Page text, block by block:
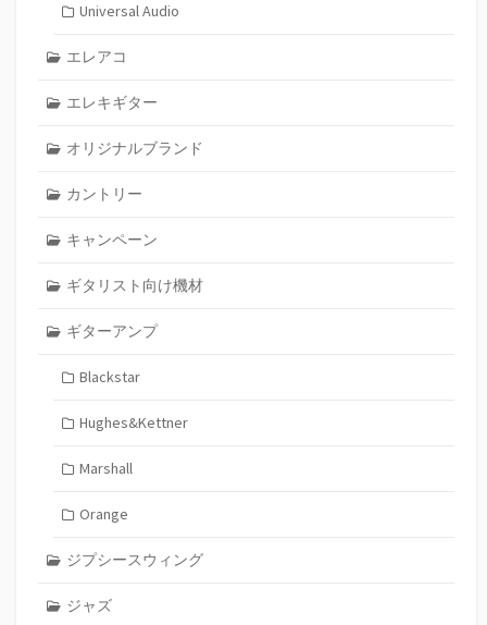
Universal Audio
エレアコ
エレキギター
オリジナルブランド
カントリー
キャンペーン
ギタリスト向け機材
ギターアンプ
Blackstar
Hughes&Kettner
Marshall
Orange
ジプシースウィング
ジャズ